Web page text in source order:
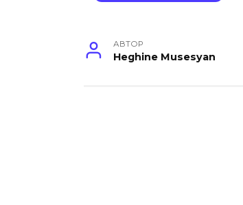
АВТОР
Heghine Musesyan